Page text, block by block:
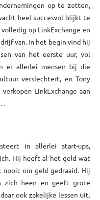
op te zetten,
heel succesvol blijkt te
op LinkExchange en
van. In het begin vind hij
van het eerste uur, vol
er allerlei mensen bij die
verslechtert, en Tony
LinkExchange aan
in allerlei start-ups,
Hij heeft al het geld wat
om geld gedraaid. Hij
zich heen en geeft grote
ook zakelijke lessen uit.